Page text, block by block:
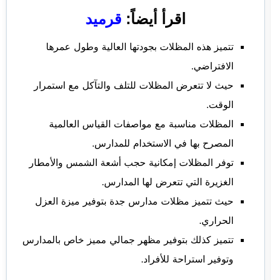
اقرأ أيضاً: قرميد
تتميز هذه المظلات بجودتها العالية وطول عمرها
الافتراضي.
حيث لا تتعرض المظلات للتلف والتآكل مع استمرار
الوقت.
المظلات مناسبة مع مواصفات القياس العالمية
المصرح بها في الاستخدام للمدارس.
توفر المظلات إمكانية حجب أشعة الشمس والأمطار
الغزيرة التي تتعرض لها المدارس.
حيث تتميز مظلات مدارس جدة بتوفير ميزة العزل
الحراري.
تتميز كذلك بتوفير مظهر جمالي مميز خاص بالمدارس
وتوفير استراحة للأفراد.